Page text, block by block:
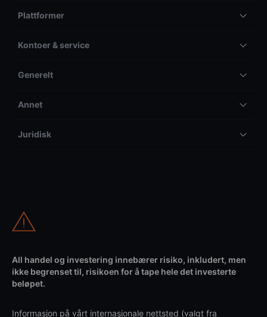
Plattformer
Kontoer & service
Generelt
Annet
Juridisk
All handel og investering innebærer risiko, inkludert, men
ikke begrenset til, risikoen for å tape hele det investerte
beløpet.
Informasjon på vårt internasjonale nettsted (valgt fra